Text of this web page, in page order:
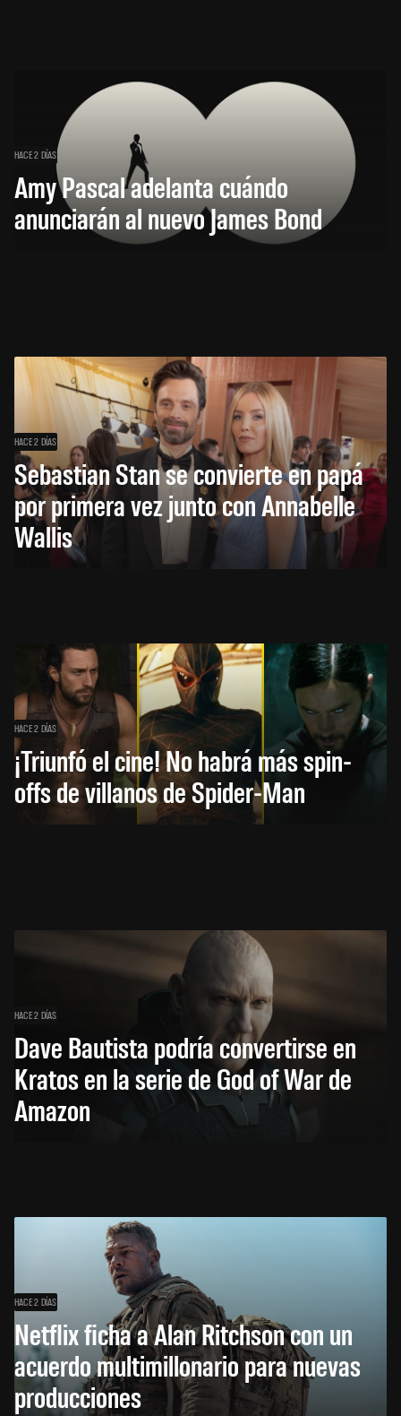
HACE 2 DÍAS
Amy Pascal adelanta cuándo
anunciarán al nuevo James Bond
HACE 2 DÍAS
Sebastian Stan se convierte en papá
por primera vez junto con Annabelle
Wallis
HACE 2 DÍAS
¡Triunfó el cine! No habrá más spin-
offs de villanos de Spider-Man
HACE 2 DÍAS
Dave Bautista podría convertirse en
Kratos en la serie de God of War de
Amazon
HACE 2 DÍAS
Netflix ficha a Alan Ritchson con un
acuerdo multimillonario para nuevas
producciones